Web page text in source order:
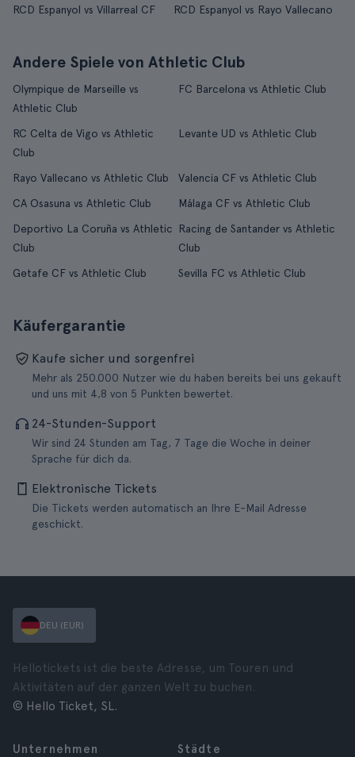
RCD Espanyol vs Villarreal CF
RCD Espanyol vs Rayo Vallecano
Andere Spiele von Athletic Club
Olympique de Marseille vs
Athletic Club
FC Barcelona vs Athletic Club
RC Celta de Vigo vs Athletic
Club
Levante UD vs Athletic Club
Rayo Vallecano vs Athletic Club
Valencia CF vs Athletic Club
CA Osasuna vs Athletic Club
Málaga CF vs Athletic Club
Deportivo La Coruña vs Athletic
Club
Racing de Santander vs Athletic
Club
Getafe CF vs Athletic Club
Sevilla FC vs Athletic Club
Käufergarantie
Kaufe sicher und sorgenfrei
Mehr als 250.000 Nutzer wie du haben bereits bei uns gekauft
und uns mit 4,8 von 5 Punkten bewertet.
24-Stunden-Support
Wir sind 24 Stunden am Tag, 7 Tage die Woche in deiner
Sprache für dich da.
Elektronische Tickets
Die Tickets werden automatisch an Ihre E-Mail Adresse
geschickt.
DEU (EUR)
Hellotickets ist die beste Adresse, um Touren und
Aktivitäten auf der ganzen Welt zu buchen.
© Hello Ticket, SL.
Unternehmen Städte